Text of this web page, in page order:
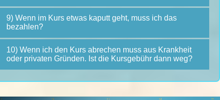
9) Wenn im Kurs etwas kaputt geht, muss ich das
bezahlen?
10) Wenn ich den Kurs abrechen muss aus Krankheit
oder privaten Gründen. Ist die Kursgebühr dann weg?